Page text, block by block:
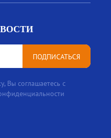
ПОДПИСАТЬСЯ
Вы соглашаетесь с